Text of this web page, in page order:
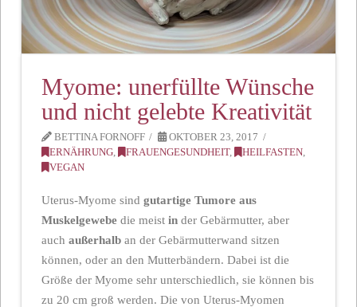
Myome: unerfüllte Wünsche
und nicht gelebte Kreativität
BETTINA FORNOFF
OKTOBER 23, 2017
ERNÄHRUNG, FRAUENGESUNDHEIT, HEILFASTEN,
VEGAN
Uterus-Myome sind gutartige Tumore aus
Muskelgewebedie meist inder Gebärmutter, aber
auch außerhalban der Gebärmutterwand sitzen
können, oder an den Mutterbändern. Dabei ist die
Größe der Myome sehr unterschiedlich, sie können bis
zu 20 cm groß werden. Die von Uterus-Myomen